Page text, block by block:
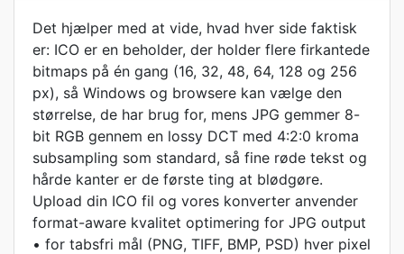
Det hjælper med at vide, hvad hver side faktisk
er: ICO er en beholder, der holder flere firkantede
bitmaps på én gang (16, 32, 48, 64, 128 og 256
px), så Windows og browsere kan vælge den
størrelse, de har brug for, mens JPG gemmer 8-
bit RGB gennem en lossy DCT med 4:2:0 kroma
subsampling som standard, så fine røde tekst og
hårde kanter er de første ting at blødgøre.
Upload din ICO fil og vores konverter anvender
format-aware kvalitet optimering for JPG output
• for tabsfri mål (PNG, TIFF, BMP, PSD) hver pixel